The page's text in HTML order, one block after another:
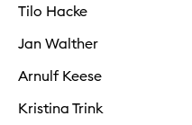
Tilo Hacke
Jan Walther
Arnulf Keese
Kristina Trink